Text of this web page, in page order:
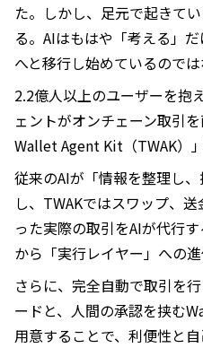
た。しかし、足元で起きて
る。AIはもはや「考える」
へと移行し始めているのでは
2.2億人以上のユーザーを抱
ェントがオンチェーン取引
Wallet Agent Kit（TWAK）
従来のAIが「情報を整理し
し、TWAKではスワップ、
った実際の取引をAIが代行
から「実行レイヤー」への進
さらに、完全自動で取引を
ードと、人間の承認を挟む
用意することで、利便性と